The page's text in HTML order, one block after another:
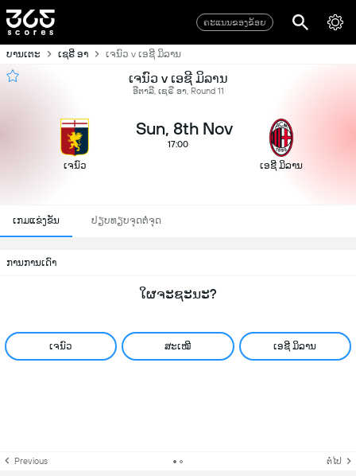
ຄະແນນຂອງຂ້ອຍ
ບານເຕະ ເຊຣີ ອາ ເຈນົວ v ເອຊີ ມິລານ
ເຈນົວ v ເອຊີ ມິລານ
ອີຕາລີ, ເຊຣີ ອາ, Round 11
ເຈນົວ
Sun, 8th Nov
17:00
ເອຊີ ມິລານ
ເກມແຂ່ງຂັນ ປຽບທຽບຈຸດຕໍ່ຈຸດ
ການການເດົາ
ໃຜຈະຊະນະ?
ເຈນົວ ສະເໝີ ເອຊີ ມິລານ
Previous ຕໍ່ໄປ